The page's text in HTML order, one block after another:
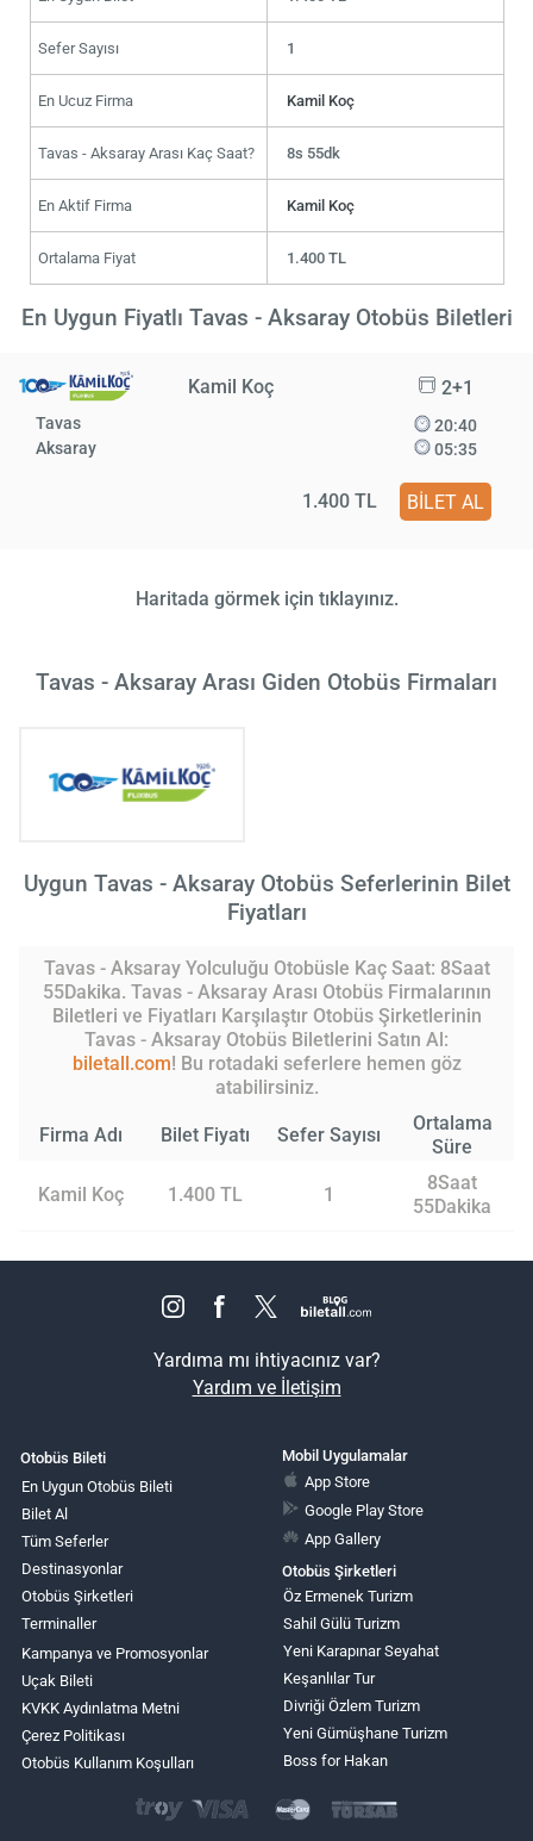
Sefer Sayısı 1
En Ucuz Firma Kamil Koç
Tavas - Aksaray Arası Kaç Saat? 8s 55dk
En Aktif Firma Kamil Koç
Ortalama Fiyat 1.400 TL
En Uygun Fiyatlı Tavas - Aksaray Otobüs Biletleri
Kamil Koç 2+1
Tavas
Aksaray
20:40
05:35
1.400 TL BİLET AL
Haritada görmek için tıklayınız.
Tavas - Aksaray Arası Giden Otobüs Firmaları
Uygun Tavas - Aksaray Otobüs Seferlerinin Bilet
Fiyatları
Tavas - Aksaray Yolculuğu Otobüsle Kaç Saat: 8Saat
55Dakika. Tavas - Aksaray Arası Otobüs Firmalarının
Biletleri ve Fiyatları Karşılaştır Otobüs Şirketlerinin
Tavas - Aksaray Otobüs Biletlerini Satın Al:
biletall.com! Bu rotadaki seferlere hemen göz
atabilirsiniz.
Firma Adı Bilet Fiyatı Sefer Sayısı
Ortalama
Süre
Kamil Koç 1.400 TL 1
8Saat
55Dakika
Yardıma mı ihtiyacınız var?
Yardım ve İletişim
Otobüs Bileti
En Uygun Otobüs Bileti
Bilet Al
Tüm Seferler
Destinasyonlar
Otobüs Şirketleri
Terminaller
Kampanya ve Promosyonlar
Uçak Bileti
KVKK Aydınlatma Metni
Çerez Politikası
Otobüs Kullanım Koşulları
Mobil Uygulamalar
App Store
Google Play Store
App Gallery
Otobüs Şirketleri
Öz Ermenek Turizm
Sahil Gülü Turizm
Yeni Karapınar Seyahat
Keşanlılar Tur
Divriği Özlem Turizm
Yeni Gümüşhane Turizm
Boss for Hakan